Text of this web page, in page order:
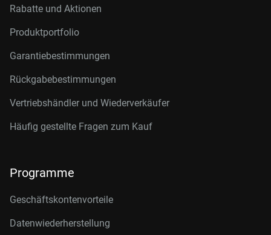
Rabatte und Aktionen
Produktportfolio
Garantiebestimmungen
Rückgabebestimmungen
Vertriebshändler und Wiederverkäufer
Häufig gestellte Fragen zum Kauf
Programme
Geschäftskontenvorteile
Datenwiederherstellung